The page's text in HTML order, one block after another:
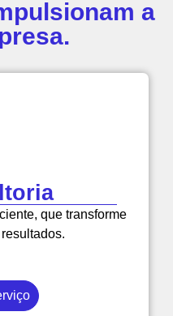
a
que transforme